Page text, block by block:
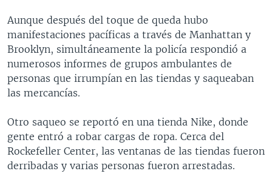
Aunque después del toque de queda hubo
manifestaciones pacíficas a través de Manhattan y
Brooklyn, simultáneamente la policía respondió a
numerosos informes de grupos ambulantes de
personas que irrumpían en las tiendas y saqueaban
las mercancías.
Otro saqueo se reportó en una tienda Nike, donde
gente entró a robar cargas de ropa. Cerca del
Rockefeller Center, las ventanas de las tiendas fueron
derribadas y varias personas fueron arrestadas.